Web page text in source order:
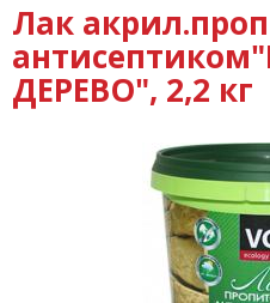
Лак
ДЕРЕВО", 2,2 кг